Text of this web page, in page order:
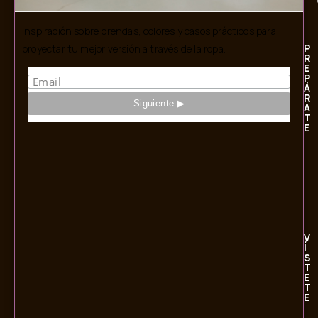
Inspiración sobre prendas, colores y casos prácticos para
proyectar tu mejor versión a través de la ropa.
P
R
E
P
Á
R
A
T
E
V
Í
S
T
E
T
E